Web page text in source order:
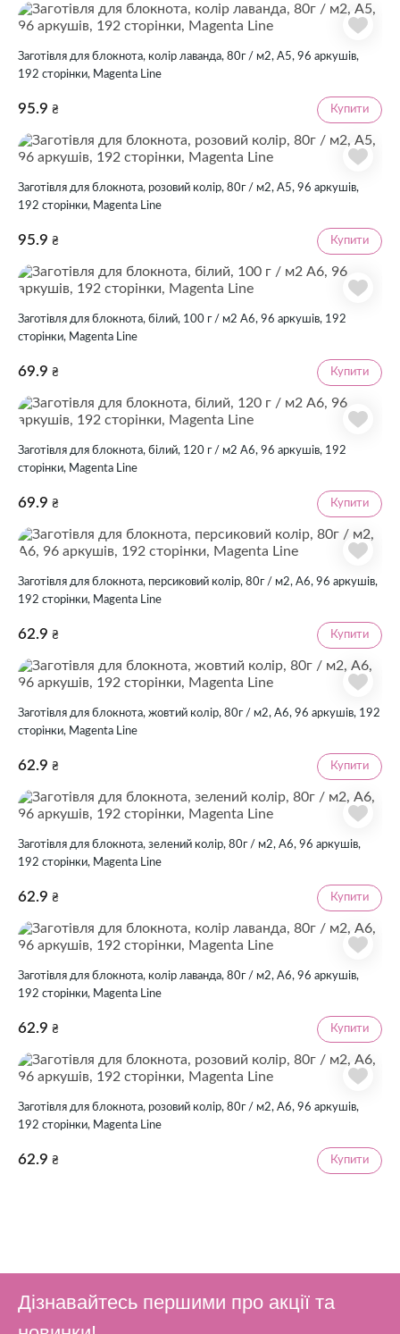
Заготівля для блокнота, колір лаванда, 80г / м2, А5, 96 аркушів,
192 сторінки, Magenta Line
95.9 ₴ Купити
Заготівля для блокнота, розовий колір, 80г / м2, А5, 96 аркушів,
192 сторінки, Magenta Line
95.9 ₴ Купити
Заготівля для блокнота, білий, 100 г / м2 А6, 96 аркушів, 192
сторінки, Magenta Line
69.9 ₴ Купити
Заготівля для блокнота, білий, 120 г / м2 А6, 96 аркушів, 192
сторінки, Magenta Line
69.9 ₴ Купити
Заготівля для блокнота, персиковий колір, 80г / м2, А6, 96 аркушів,
192 сторінки, Magenta Line
62.9 ₴ Купити
Заготівля для блокнота, жовтий колір, 80г / м2, А6, 96 аркушів, 192
сторінки, Magenta Line
62.9 ₴ Купити
Заготівля для блокнота, зелений колір, 80г / м2, А6, 96 аркушів,
192 сторінки, Magenta Line
62.9 ₴ Купити
Заготівля для блокнота, колір лаванда, 80г / м2, А6, 96 аркушів,
192 сторінки, Magenta Line
62.9 ₴ Купити
Заготівля для блокнота, розовий колір, 80г / м2, А6, 96 аркушів,
192 сторінки, Magenta Line
62.9 ₴ Купити
Дізнавайтесь першими про акції та